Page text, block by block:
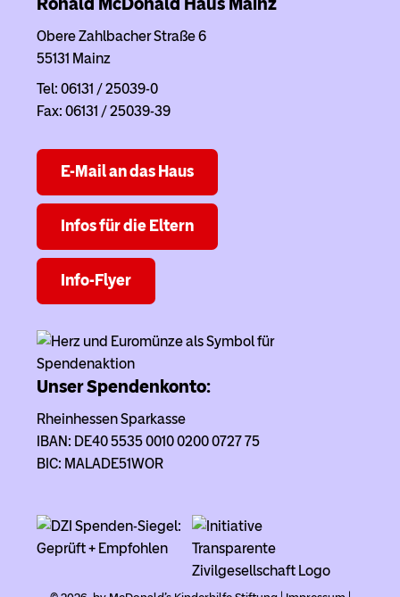
Obere Zahlbacher Straße 6
55131 Mainz
Tel: 06131 / 25039-0
Fax: 06131 / 25039-39
E-Mail an das Haus
Infos für die Eltern
Info-Flyer
Unser Spendenkonto:
Rheinhessen Sparkasse
IBAN: DE40 5535 0010 0200 0727 75
BIC: MALADE51WOR